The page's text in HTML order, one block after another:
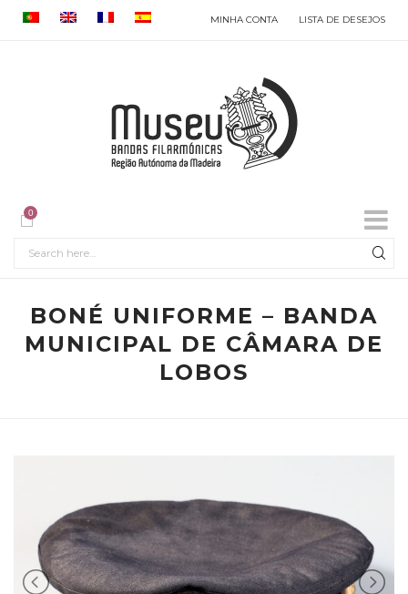
MINHA CONTA LISTA DE DESEJOS
0
BONÉ UNIFORME – BANDA
MUNICIPAL DE CÂMARA DE
LOBOS